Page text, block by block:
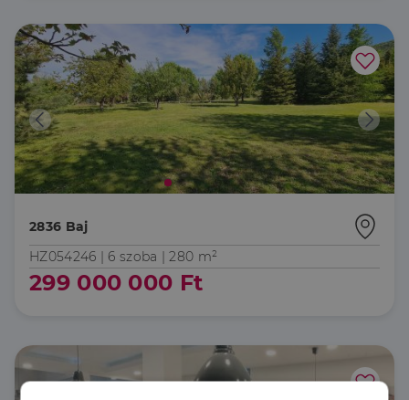
2836 Baj
HZ054246 | 6 szoba | 280 m²
299 000 000 Ft